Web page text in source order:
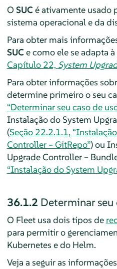
O SUCé ativamente usado
sistema operacional e da
Para obter mais
SUCe como ele se adapta
Capítulo 22, System
Para obter informações
determine primeiro o seu
“Determinar seu caso de
Instalação do System
(Seção 22.2.1.1,
Controller – GitRepo”) ou
Upgrade Controller –
“Instalação do System
36.1.2 Determinar seu
O Fleet usa dois tipos de
para permitir o
Kubernetes e do Helm.
Veja a seguir as